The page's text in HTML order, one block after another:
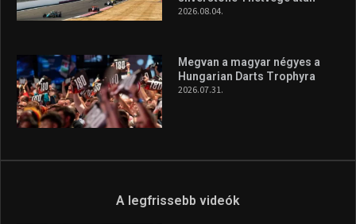
2026.08.04.
Megvan a magyar négyes a
Hungarian Darts Trophyra
2026.07.31.
A legfrissebb videók